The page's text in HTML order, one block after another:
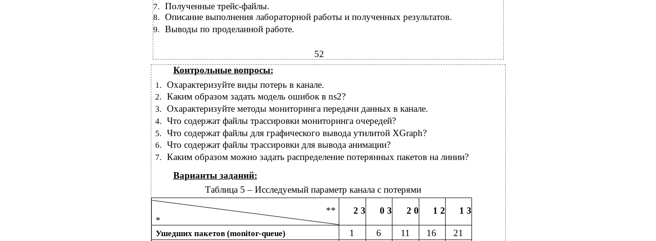
7. Полученные трейс-файлы.
8. Описание выполнения лабораторной работы и полученных результатов.
9. Выводы по проделанной работе.
52
Контрольные вопросы:
1. Охарактеризуйте виды потерь в канале.
2. Каким образом задать модель ошибок в ns2?
3. Охарактеризуйте методы мониторинга передачи данных в канале.
4. Что содержат файлы трассировки мониторинга очередей?
5. Что содержат файлы для графического вывода утилитой XGraph?
6. Что содержат файлы трассировки для вывода анимации?
7.
Каким образом можно задать распределение потерянных пакетов на линии?
Варианты заданий:
Таблица 5 – Исследуемый параметр канала с потерями
** 2 3 0 3 2 0 1 2
1 3
*
Ушедших пакетов (monitor-queue) 1 6 11 16 21